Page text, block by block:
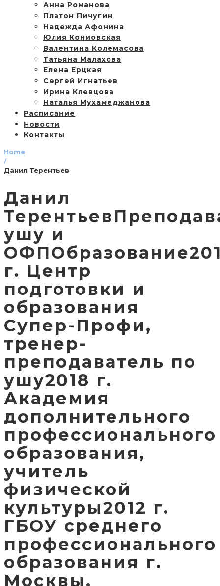
Анна Романова
Платон Пичугин
Надежда Афонина
Юлия Кониовская
Валентина Колемасова
Татьяна Малахова
Елена Ерцкая
Сергей Игнатьев
Ирина Клевцова
Наталья Мухамеджанова
Расписание
Новости
Контакты
Home
/
Данил Терентьев
Данил
ушу и
г. Центр
подготовки и
образования
Супер-Профи,
тренер-
преподаватель по
ушу2018 г.
Академия
дополнительного
профессионального
образования,
учитель
физической
культуры2012 г.
ГБОУ среднего
профессионального
образования г.
Москвы,